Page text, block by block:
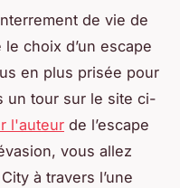
de vie de
choix d’un escape
en plus prisée pour
un tour sur le site ci-
l'auteur de l’escape
vous allez
à travers l’une